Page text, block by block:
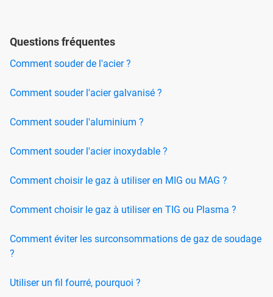
Questions fréquentes
Comment souder de l'acier ?
Comment souder l'acier galvanisé ?
Comment souder l'aluminium ?
Comment souder l'acier inoxydable ?
Comment choisir le gaz à utiliser en MIG ou MAG ?
Comment choisir le gaz à utiliser en TIG ou Plasma ?
Comment éviter les surconsommations de gaz de soudage
?
Utiliser un fil fourré, pourquoi ?